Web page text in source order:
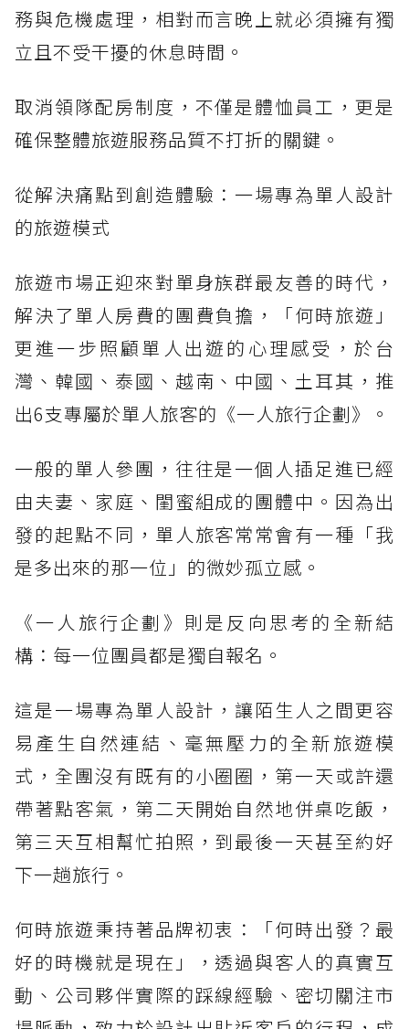
務與危機處理，相對而言晚上就必須擁有獨
立且不受干擾的休息時間。
取消領隊配房制度，不僅是體恤員工，更是
確保整體旅遊服務品質不打折的關鍵。
從解決痛點到創造體驗：一場專為單人設計
的旅遊模式
旅遊市場正迎來對單身族群最友善的時代，
解決了單人房費的團費負擔，「何時旅遊」
更進一步照顧單人出遊的心理感受，於台
灣、韓國、泰國、越南、中國、土耳其，推
出6支專屬於單人旅客的《一人旅行企劃》。
一般的單人參團，往往是一個人插足進已經
由夫妻、家庭、閨蜜組成的團體中。因為出
發的起點不同，單人旅客常常會有一種「我
是多出來的那一位」的微妙孤立感。
《一人旅行企劃》則是反向思考的全新結
構：每一位團員都是獨自報名。
這是一場專為單人設計，讓陌生人之間更容
易產生自然連結、毫無壓力的全新旅遊模
式，全團沒有既有的小圈圈，第一天或許還
帶著點客氣，第二天開始自然地併桌吃飯，
第三天互相幫忙拍照，到最後一天甚至約好
下一趟旅行。
何時旅遊秉持著品牌初衷：「何時出發？最
好的時機就是現在」，透過與客人的真實互
動、公司夥伴實際的踩線經驗、密切關注市